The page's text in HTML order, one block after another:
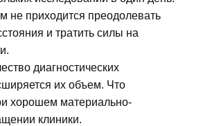
не приходится преодолевать
и тратить силы на
диагностических
их объем. Что
хорошем материально-
клиники.